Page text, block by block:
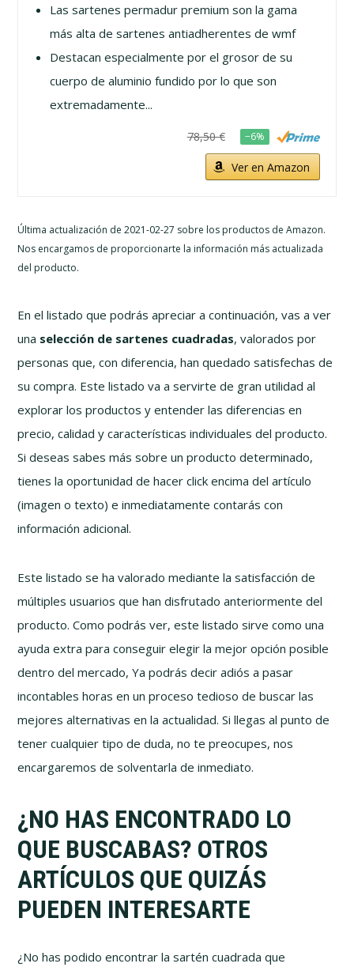
Las sartenes permadur premium son la gama
más alta de sartenes antiadherentes de wmf
Destacan especialmente por el grosor de su
cuerpo de aluminio fundido por lo que son
extremadamente...
78,50 € −6%
Ver en Amazon
Última actualización de 2021-02-27 sobre los productos de Amazon.
Nos encargamos de proporcionarte la información más actualizada
del producto.
En el listado que podrás apreciar a continuación, vas a ver
una selección de sartenes cuadradas, valorados por
personas que, con diferencia, han quedado satisfechas de
su compra. Este listado va a servirte de gran utilidad al
explorar los productos y entender las diferencias en
precio, calidad y características individuales del producto.
Si deseas sabes más sobre un producto determinado,
tienes la oportunidad de hacer click encima del artículo
(imagen o texto) e inmediatamente contarás con
información adicional.
Este listado se ha valorado mediante la satisfacción de
múltiples usuarios que han disfrutado anteriormente del
producto. Como podrás ver, este listado sirve como una
ayuda extra para conseguir elegir la mejor opción posible
dentro del mercado, Ya podrás decir adiós a pasar
incontables horas en un proceso tedioso de buscar las
mejores alternativas en la actualidad. Si llegas al punto de
tener cualquier tipo de duda, no te preocupes, nos
encargaremos de solventarla de inmediato.
¿NO HAS ENCONTRADO LO
QUE BUSCABAS? OTROS
ARTÍCULOS QUE QUIZÁS
PUEDEN INTERESARTE
¿No has podido encontrar la sartén cuadrada que